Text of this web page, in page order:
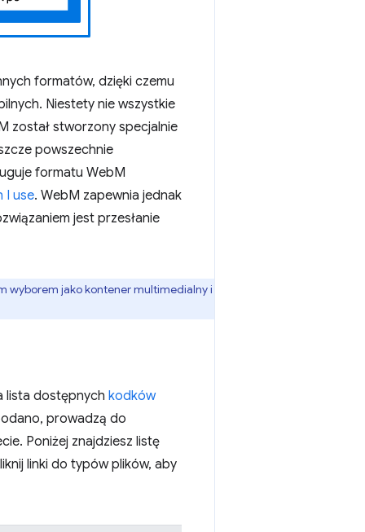
formatów, dzięki czemu
Niestety nie wszystkie
został stworzony specjalnie
powszechnie
formatu WebM
I use. WebM zapewnia jednak
jest przesłanie
wyborem jako kontener multimedialny i
lista dostępnych kodków
prowadzą do
Poniżej znajdziesz listę
linki do typów plików, aby